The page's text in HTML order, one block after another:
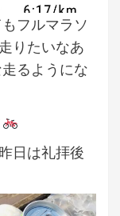
フルマラソ
りたいなあ
るようにな
日は礼拝後